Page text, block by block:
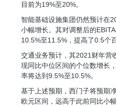
目前为19%至20%。
智能基础设施集团仍然预计在
小幅增长。其对调整后的
10.5%至11.5%，提高了0.5个
交通业务预计，其2021财年营
现同比中位区间的个位数增长
率将达到9.5%至10.5%。
基于上述预期，西门子将预期
欧元区间，远高于此前同比小